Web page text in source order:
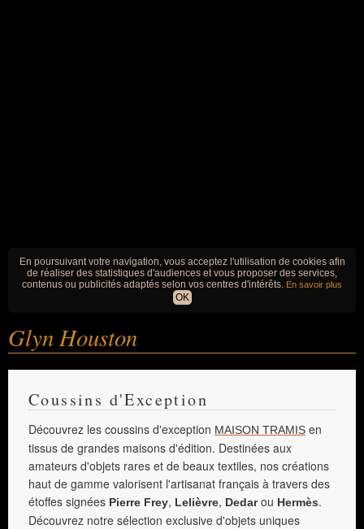
En poursuivant votre navigation, vous acceptez l'utilisation de cookies afin
de réaliser des statistiques d'audiences et vous proposer des services,
contenus ou publicités adaptés selon vos centres d'intérêts. En savoir plus
OK
Glyn Houston
Coussins d'Exception
Découvrez les coussins d'exception MAISON TRAMIS en
tissus de grandes maisons d'édition. Destinées aux
amateurs d'objets rares et de beaux textiles, nos créations
haut de gamme valorisent l'artisanat français à travers des
étoffes signées Pierre Frey, Lelièvre, Dedarou Hermès.
Découvrez notre sélection exclusive d'objets uniques